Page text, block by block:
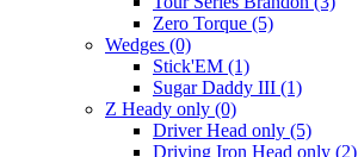
Zero Torque (5)
Wedges (0)
Stick'EM (1)
Sugar Daddy III (1)
Z Heady only (0)
Driver Head only (5)
Driving Iron Head only (2)